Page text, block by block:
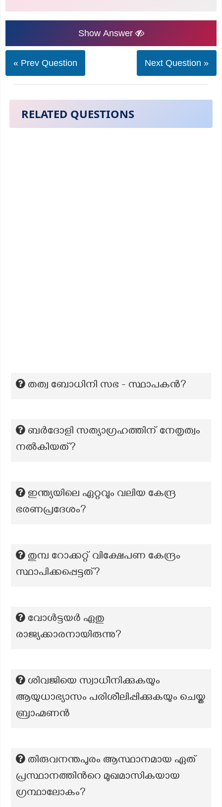
Show Answer
« Prev Question Next Question »
RELATED QUESTIONS
തത്വ ബോധിനി സഭ - സ്ഥാപകന്‍?
ബർദോളി സത്യാഗ്രഹത്തിന് നേതൃത്വം
നൽകിയത്?
ഇന്ത്യയിലെ ഏറ്റവും വലിയ കേന്ദ്ര
ഭരണപ്രദേശം?
തുമ്പ റോക്കറ്റ് വിക്ഷേപണ കേന്ദ്രം
സ്ഥാപിക്കപ്പെട്ടത്?
വോൾട്ടയർ ഏതു
രാജ്യക്കാരനായിരുന്നു?
ശിവജിയെ സ്വാധീനിക്കുകയും
ആയുധാഭ്യാസം പരിശീലിപ്പിക്കുകയും ചെയ്ത
ബ്രാഹ്മണൻ
തിരുവനന്തപുരം ആസ്ഥാനമായ ഏത്
പ്രസ്ഥാനത്തിൻറെ മുഖമാസികയായ
ഗ്രന്ഥാലോകം?